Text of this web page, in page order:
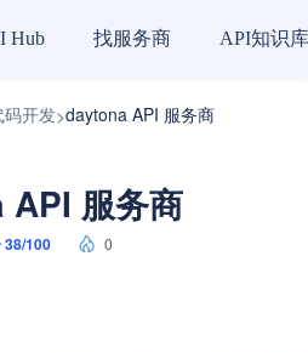
Hub 找服务商 API知识库
码开发>daytona API 服务商
服务商
38/100 0